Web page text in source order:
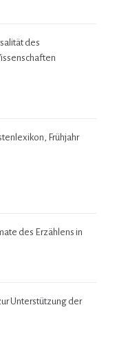
des
Frühjahr
des Erzählens in
Unterstützung der